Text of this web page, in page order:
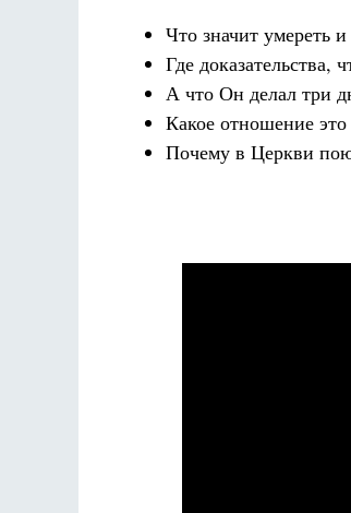
Что значит умереть
Где доказательства,
А что Он делал три
Какое отношение
Почему в Церкви